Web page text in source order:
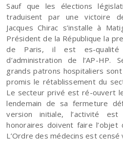
Sauf que les élections
traduisent par une victoire
Jacques Chirac s’installe à
Président de la République la
de Paris, il est es-qualité
d’administration de l’AP-HP.
grands patrons hospitaliers
promis le rétablissement du
Le secteur privé est ré-ouvert
lendemain de sa fermeture
version initiale, l’activité
honoraires doivent faire l’objet
L’Ordre des médecins est censé